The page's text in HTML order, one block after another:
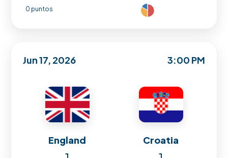
0 puntos
Jun 17, 2026 3:00 PM
England Croatia